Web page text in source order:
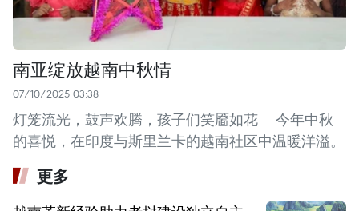
南亚绽放越南中秋情
07/10/2025 03:38
灯笼流光，鼓声欢腾，孩子们笑靥如花——今年中秋
的喜悦，在印度与斯里兰卡的越南社区中温暖洋溢。
更多